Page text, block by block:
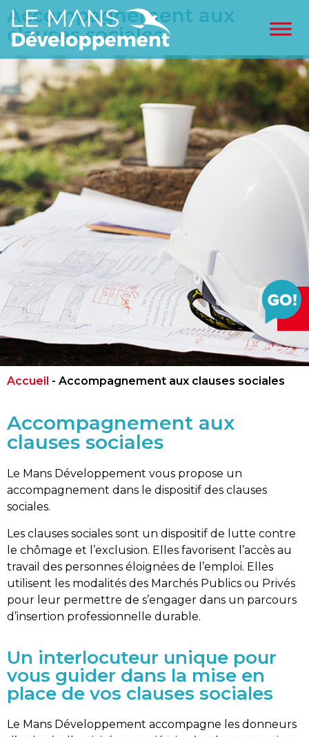
Accompagnement aux
clauses sociales
Accueil - Accompagnement aux clauses sociales
Accompagnement aux
clauses sociales
Le Mans Développement vous propose un
accompagnement dans le dispositif des clauses
sociales.
Les clauses sociales sont un dispositif de lutte contre
le chômage et l’exclusion. Elles favorisent l’accès au
travail des personnes éloignées de l’emploi. Elles
utilisent les modalités des Marchés Publics ou Privés
pour leur permettre de s’engager dans un parcours
d’insertion professionnelle durable.
Un interlocuteur unique pour
vous guider dans la mise en
place de vos clauses sociales
Le Mans Développement accompagne les donneurs